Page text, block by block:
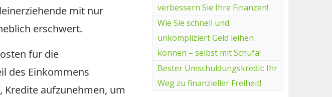
mit nur
erschwert.
für die
des Einkommens
Kredite aufzunehmen, um
verbessern Sie Ihre Finanzen!
Wie Sie schnell und
unkompliziert Geld leihen
können – selbst mit Schufa!
Bester Umschuldungskredit: Ihr
Weg zu finanzieller Freiheit!